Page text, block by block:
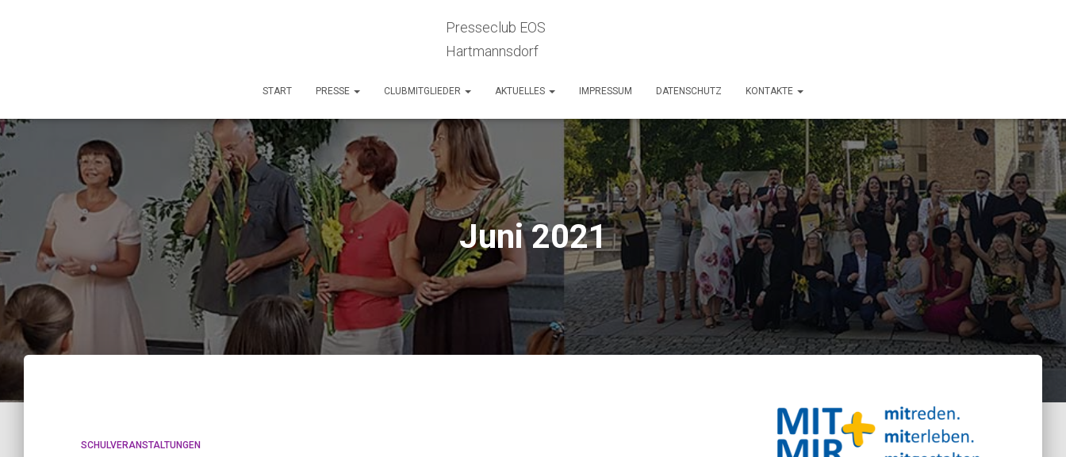
Presseclub EOS
Hartmannsdorf
START PRESSE CLUBMITGLIEDER AKTUELLES IMPRESSUM DATENSCHUTZ KONTAKTE
Juni 2021
SCHULVERANSTALTUNGEN